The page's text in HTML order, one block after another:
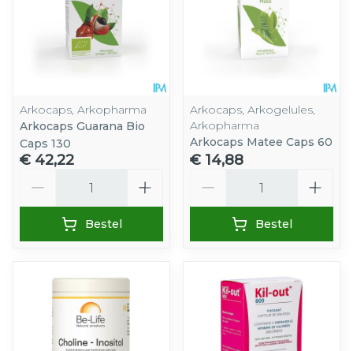
Arkocaps, Arkopharma
Arkocaps Guarana Bio
Caps 130
€ 42,22
Bestel
Arkocaps, Arkogelules,
Arkopharma
Arkocaps Matee Caps 60
€ 14,88
Bestel